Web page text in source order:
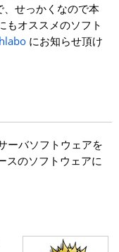
せっかくなので本
もオススメのソフト
にお知らせ頂け
ーバソフトウェアを
スのソフトウェアに